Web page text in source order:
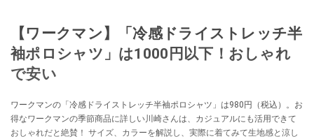
【ワークマン】「冷感ドライストレッチ半
袖ポロシャツ」は1000円以下！おしゃれ
で安い
ワークマンの「冷感ドライストレッチ半袖ポロシャツ」は980円（税込）。お
得なワークマンの季節商品に詳しい川崎さんは、カジュアルにも活用できて
おしゃれだと絶賛！ サイズ、カラーを解説し、実際に着てみて生地感と涼し